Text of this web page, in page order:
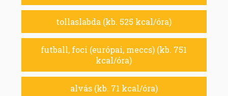
tollaslabda (kb. 525 kcal/óra)
futball, foci (európai, meccs) (kb. 751
kcal/óra)
alvás (kb. 71 kcal/óra)